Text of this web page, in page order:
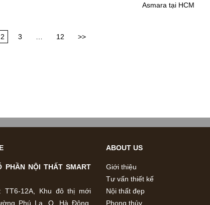
Asmara tại HCM
2 3 … 12 >>
PHẦN NỘI THẤT SMART
TT6-12A, Khu đô thị mới
Phú La, Q. Hà Đông,
ABOUT US
Giới thiệu
Tư vấn thiết kế
Nội thất đẹp
Phong thủy